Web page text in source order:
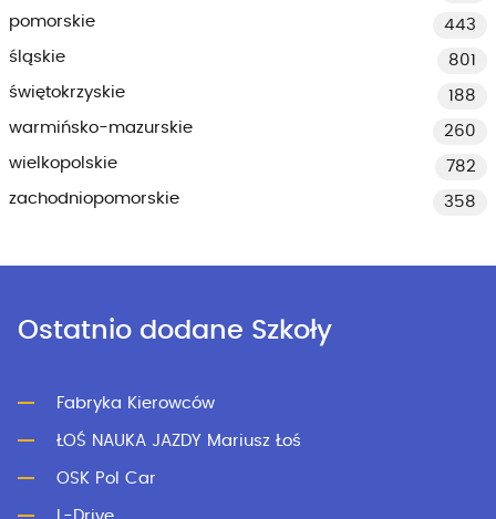
pomorskie
443
śląskie
801
świętokrzyskie
188
warmińsko-mazurskie
260
wielkopolskie
782
zachodniopomorskie
358
Ostatnio dodane Szkoły
Fabryka Kierowców
ŁOŚ NAUKA JAZDY Mariusz Łoś
OSK Pol Car